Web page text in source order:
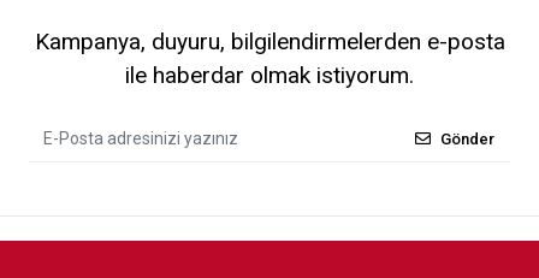
Kampanya, duyuru, bilgilendirmelerden e-posta
ile haberdar olmak istiyorum.
Gönder